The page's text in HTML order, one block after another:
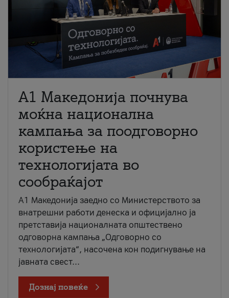
A1 Македонија почнува
моќна национална
кампања за поодговорно
користење на
технологијата во
сообраќајот
A1 Македонија заедно со Министерството за
внатрешни работи денеска и официјално ја
претставија националната општествено
одговорна кампања „Одговорно со
технологијата“, насочена кон подигнување на
јавната свест...
Дознај повеќе